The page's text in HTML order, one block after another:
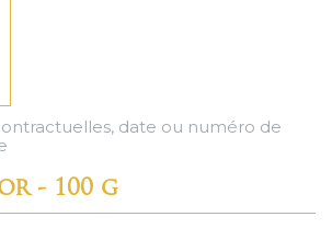
date ou numéro de
- 100 g